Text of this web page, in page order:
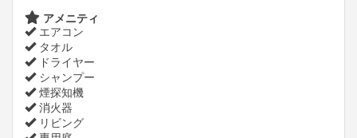
アメニティ
エアコン
タオル
ドライヤー
シャンプー
煙探知機
消火器
リビング